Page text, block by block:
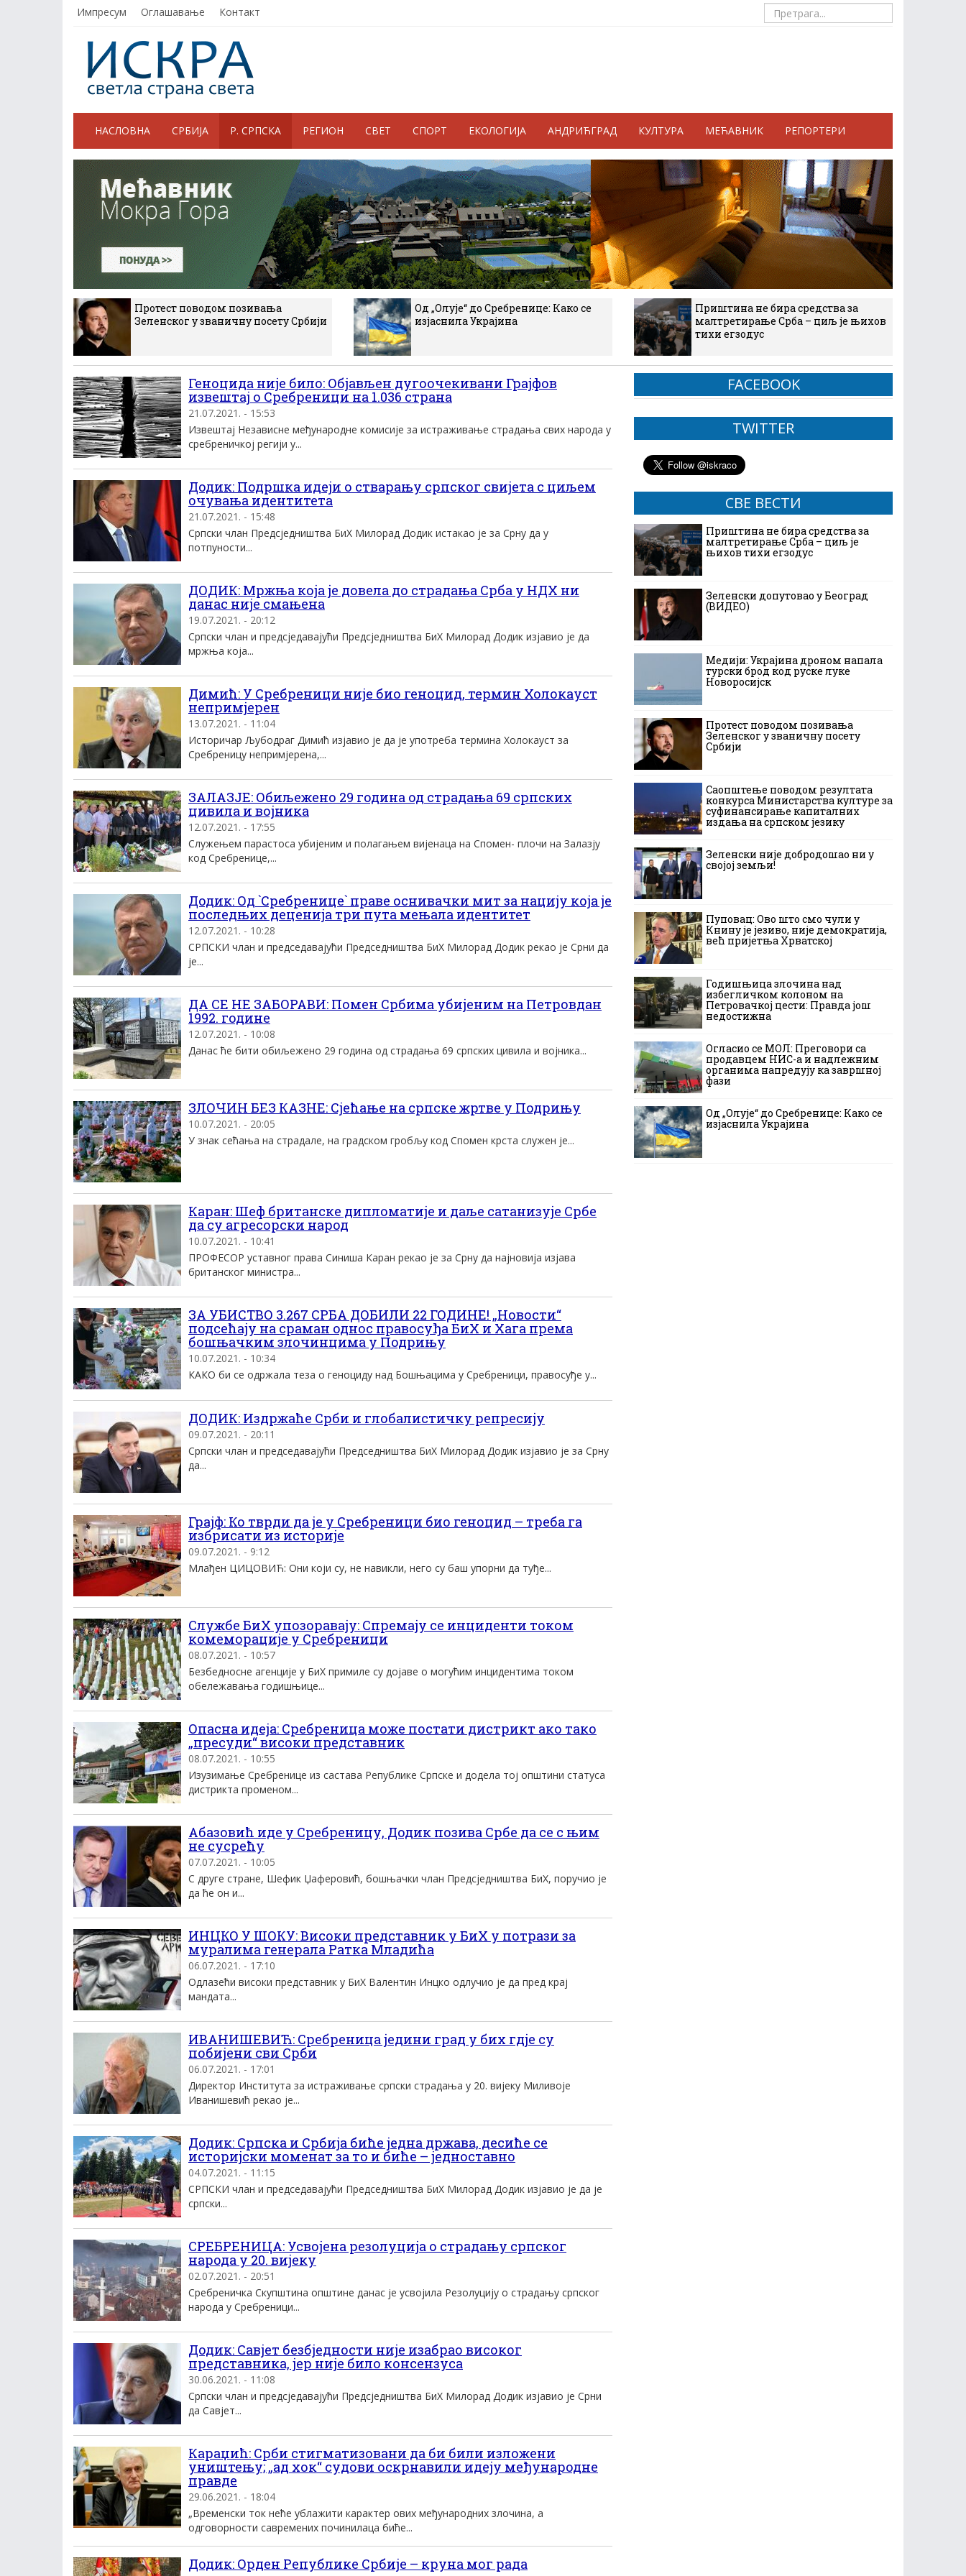
Импресум Оглашавање Контакт
НАСЛОВНА СРБИЈА Р. СРПСКА РЕГИОН СВЕТ СПОРТ ЕКОЛОГИЈА АНДРИЋГРАД КУЛТУРА МЕЋАВНИК РЕПОРТЕРИ
Протест поводом позивања
Зеленског у званичну посету Србији
Од „Олује“ до Сребренице: Како се
изјаснила Украјина
Приштина не бира средства за
малтретирање Срба – циљ је њихов
тихи егзодус
Геноцида није било: Објављен дугоочекивани Грајфов
извештај о Сребреници на 1.036 страна
21.07.2021. - 15:53
Извештај Независне међународне комисије за истраживање страдања свих народа у
сребреничкој регији у...
Додик: Подршка идеји о стварању српског свијета с циљем
очувања идентитета
21.07.2021. - 15:48
Српски члан Предсједништва БиХ Милорад Додик истакао је за Срну да у
потпуности...
ДОДИК: Мржња која је довела до страдања Срба у НДХ ни
данас није смањена
19.07.2021. - 20:12
Српски члан и предсједавајући Предсједништва БиХ Милорад Додик изјавио је да
мржња која...
Димић: У Сребреници није био геноцид, термин Холокауст
непримјерен
13.07.2021. - 11:04
Историчар Љубодраг Димић изјавио је да је употреба термина Холокауст за
Сребреницу непримјерена,...
ЗАЛАЗЈЕ: Обиљежено 29 година од страдања 69 српских
цивила и војника
12.07.2021. - 17:55
Служењем парастоса убијеним и полагањем вијенаца на Спомен- плочи на Залазју
код Сребренице,...
Додик: Од `Сребренице` праве оснивачки мит за нацију која је
последњих деценија три пута мењала идентитет
12.07.2021. - 10:28
СРПСКИ члан и председавајући Председништва БиХ Милорад Додик рекао је Срни да
је...
ДА СЕ НЕ ЗАБОРАВИ: Помен Србима убијеним на Петровдан
1992. године
12.07.2021. - 10:08
Данас ће бити обиљежено 29 година од страдања 69 српских цивила и војника...
ЗЛОЧИН БЕЗ КАЗНЕ: Сјећање на српске жртве у Подрињу
10.07.2021. - 20:05
У знак сећања на страдале, на градском гробљу код Спомен крста служен је...
Каран: Шеф британске дипломатије и даље сатанизује Србе
да су агресорски народ
10.07.2021. - 10:41
ПРОФЕСОР уставног права Синиша Каран рекао је за Срну да најновија изјава
британског министра...
ЗА УБИСТВО 3.267 СРБА ДОБИЛИ 22 ГОДИНЕ! „Новости“
подсећају на сраман однос правосуђа БиХ и Хага према
бошњачким злочинцима у Подрињу
10.07.2021. - 10:34
КАКО би се одржала теза о геноциду над Бошњацима у Сребреници, правосуђе у...
ДОДИК: Издржаће Срби и глобалистичку репресију
09.07.2021. - 20:11
Српски члан и председавајући Председништва БиХ Милорад Додик изјавио је за Срну
да...
Грајф: Ко тврди да је у Сребреници био геноцид – треба га
избрисати из историје
09.07.2021. - 9:12
Млађен ЦИЦОВИЋ: Они који су, не навикли, него су баш упорни да туђе...
Службе БиХ упозоравају: Спремају се инциденти током
комеморације у Сребреници
08.07.2021. - 10:57
Безбедносне агенције у БиХ примиле су дојаве о могућим инцидентима током
обележавања годишњице...
Опасна идеја: Сребреница може постати дистрикт ако тако
„пресуди“ високи представник
08.07.2021. - 10:55
Изузимање Сребренице из састава Републике Српске и додела тој општини статуса
дистрикта променом...
Абазовић иде у Сребреницу, Додик позива Србе да се с њим
не сусрећу
07.07.2021. - 10:05
С друге стране, Шефик Џаферовић, бошњачки члан Предсједништва БиХ, поручио је
да ће он и...
ИНЦКО У ШОКУ: Високи представник у БиХ у потрази за
муралима генерала Ратка Младића
06.07.2021. - 17:10
Одлазећи високи представник у БиХ Валентин Инцко одлучио је да пред крај
мандата...
ИВАНИШЕВИЋ: Сребреница једини град у бих гдје су
побијени сви Срби
06.07.2021. - 17:01
Директор Института за истраживање српски страдања у 20. вијеку Миливоје
Иванишевић рекао је...
Додик: Српска и Србија биће једна држава, десиће се
историјски моменат за то и биће – једноставно
04.07.2021. - 11:15
СРПСКИ члан и председавајући Председништва БиХ Милорад Додик изјавио је да је
српски...
СРЕБРЕНИЦА: Усвојена резолуција о страдању српског
народа у 20. вијеку
02.07.2021. - 20:51
Сребреничка Скупштина општине данас је усвојила Резолуцију о страдању српског
народа у Сребреници...
Додик: Савјет безбједности није изабрао високог
представника, јер није било консензуса
30.06.2021. - 11:08
Српски члан и предсједавајући Предсједништва БиХ Милорад Додик изјавио је Срни
да Савјет...
Караџић: Срби стигматизовани да би били изложени
уништењу; „ад хок“ судови оскрнавили идеју међународне
правде
29.06.2021. - 18:04
„Временски ток неће ублажити карактер ових међународних злочина, а
одговорности савремених починилаца биће...
Додик: Орден Републике Србије – круна мог рада
FACEBOOK
TWITTER
СВЕ ВЕСТИ
Приштина не бира средства за
малтретирање Срба – циљ је
њихов тихи егзодус
Зеленски допутовао у Београд
(ВИДЕО)
Медији: Украјина дроном напала
турски брод код руске луке
Новоросијск
Протест поводом позивања
Зеленског у званичну посету
Србији
Саопштење поводом резултата
конкурса Министарства културе за
суфинансирање капиталних
издања на српском језику
Зеленски није добродошао ни у
својој земљи!
Пуповац: Ово што смо чули у
Книну је језиво, није демократија,
већ пријетња Хрватској
Годишњица злочина над
избегличком колоном на
Петровачкој цести: Правда још
недостижна
Огласио се МОЛ: Преговори са
продавцем НИС-а и надлежним
органима напредују ка завршној
фази
Од „Олује“ до Сребренице: Како се
изјаснила Украјина